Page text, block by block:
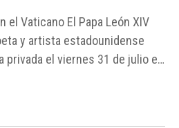
el Vaticano El Papa León XIV
y artista estadounidense
privada el viernes 31 de julio en
unos 40 minutos. Patti